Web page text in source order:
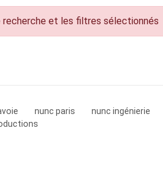
et les filtres sélectionnés
nunc paris
nunc ingénierie